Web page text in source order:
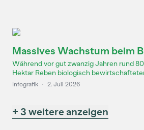
Massives Wachstum beim
Während vor gut zwanzig Jahren rund
Hektar Reben biologisch
Infografik · 2. Juli 2026
+ 3 weitere anzeigen